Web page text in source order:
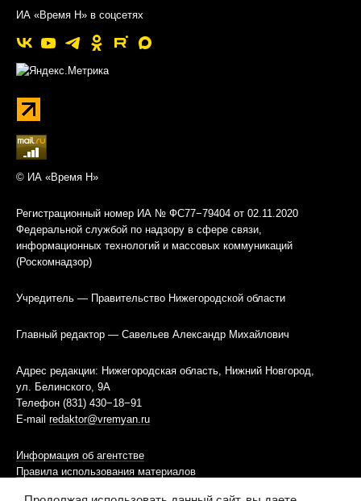
ИА «Время Н» в соцсетях
© ИА «Время Н»
Регистрационный номер ИА № ФС77−79404 от 02.11.2020
Федеральной службой по надзору в сфере связи,
информационных технологий и массовых коммуникаций
(Роскомнадзор)
Учредитель — Правительство Нижегородской области
Главный редактор — Савельев Александр Михайлович
Адрес редакции: Нижегородская область, Нижний Новгород,
ул. Белинского, 9А
Телефон (831) 430−18−91
E-mail redaktor@vremyan.ru
Информация об агентстве
Правила использования материалов